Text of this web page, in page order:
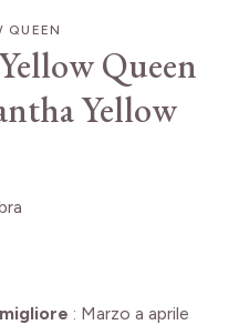
QUEEN
Queen
Yellow
: Marzo a aprile